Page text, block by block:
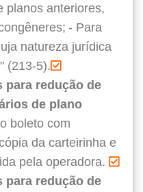
planos anteriores,
- Para
natureza jurídica
(213-5).
para redução de
de plano
boleto com
da carteirinha e
pela operadora.
para redução de